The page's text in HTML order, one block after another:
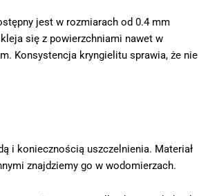
jest w rozmiarach od 0.4 mm
się z powierzchniami nawet w
Konsystencja kryngielitu sprawia, że nie
i koniecznością uszczelnienia. Materiał
znajdziemy go w wodomierzach.